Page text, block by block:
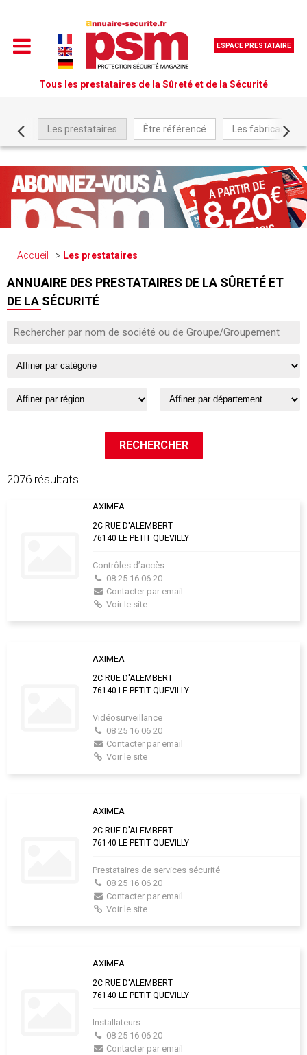
ESPACE PRESTATAIRE
Tous les prestataires de la Sûreté et de la Sécurité
Les prestataires Être référencé Les fabricants
Accueil Les prestataires
ANNUAIRE DES PRESTATAIRES DE LA SÛRETÉ ET
DE LA SÉCURITÉ
2076 résultats
AXIMEA
2C RUE D'ALEMBERT
76140 LE PETIT QUEVILLY
Contrôles d’accès
08 25 16 06 20
Contacter par email
Voir le site
AXIMEA
2C RUE D'ALEMBERT
76140 LE PETIT QUEVILLY
Vidéosurveillance
08 25 16 06 20
Contacter par email
Voir le site
AXIMEA
2C RUE D'ALEMBERT
76140 LE PETIT QUEVILLY
Prestataires de services sécurité
08 25 16 06 20
Contacter par email
Voir le site
AXIMEA
2C RUE D'ALEMBERT
76140 LE PETIT QUEVILLY
Installateurs
08 25 16 06 20
Contacter par email